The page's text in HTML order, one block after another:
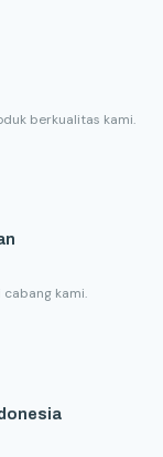
berkualitas kami.
kami.